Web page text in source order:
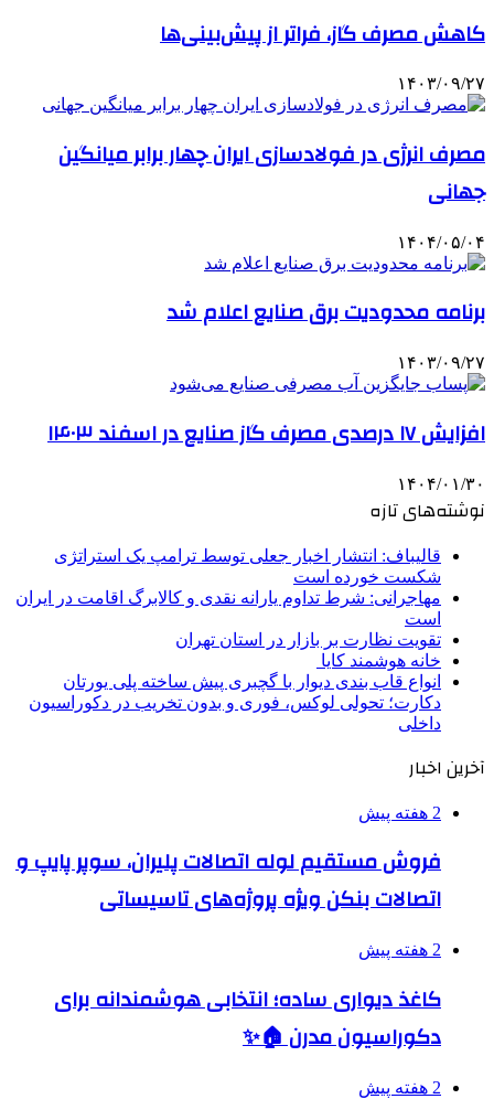
کاهش مصرف گاز، فراتر از پیش‌بینی‌ها
۱۴۰۳/۰۹/۲۷
مصرف انرژی در فولادسازی ایران چهار برابر میانگین
جهانی
۱۴۰۴/۰۵/۰۴
برنامه محدودیت برق صنایع اعلام شد
۱۴۰۳/۰۹/۲۷
افزایش ۱۷ درصدی مصرف گاز صنایع در اسفند ۱۴۰۳
۱۴۰۴/۰۱/۳۰
نوشته‌های تازه
قالیباف: انتشار اخبار جعلی توسط ترامپ یک استراتژی
شکست خورده است
مهاجرانی: شرط تداوم یارانه نقدی و کالابرگ اقامت در ایران
است
تقویت نظارت بر بازار در استان تهران
خانه هوشمند کایا
انواع قاب بندی دیوار با گچبری پیش ساخته پلی یورتان
دکارت؛ تحولی لوکس، فوری و بدون تخریب در دکوراسیون
داخلی
آخرین اخبار
2 هفته پیش
فروش مستقیم لوله اتصالات پلیران، سوپر پایپ و
اتصالات بنکن ویژه پروژه‌های تاسیساتی
2 هفته پیش
کاغذ دیواری ساده؛ انتخابی هوشمندانه برای
دکوراسیون مدرن 🏠✨
2 هفته پیش